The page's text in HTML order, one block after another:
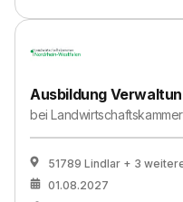
Ausbildung
bei
51789 Lindlar + 3
01.08.2027